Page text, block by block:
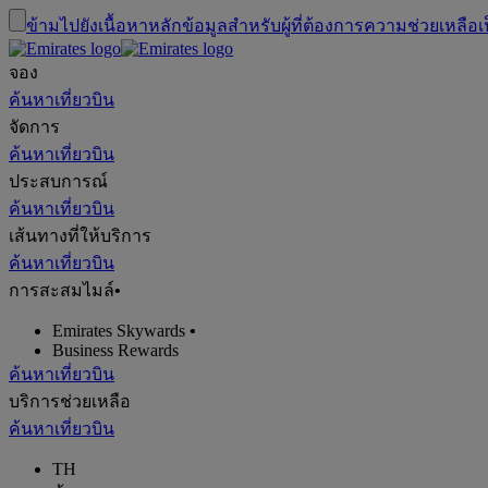
ข้ามไปยังเนื้อหาหลักข้อมูลสำหรับผู้ที่ต้องการความช่วยเหลือเ
จอง
ค้นหาเที่ยวบิน
จัดการ
ค้นหาเที่ยวบิน
ประสบการณ์
ค้นหาเที่ยวบิน
เส้นทางที่ให้บริการ
ค้นหาเที่ยวบิน
การสะสมไมล์•
Emirates Skywards •
Business Rewards
ค้นหาเที่ยวบิน
บริการช่วยเหลือ
ค้นหาเที่ยวบิน
TH